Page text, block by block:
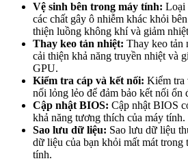
Vệ sinh bên trong máy tính: Loại
các chất gây ô nhiễm khác khỏi
thiện luồng không khí và giảm
Thay keo tản nhiệt: Thay keo tản
cải thiện khả năng truyền nhiệt và
GPU.
Kiểm tra cáp và kết nối: Kiểm tra
nối lỏng lẻo để đảm bảo kết nối ổn
Cập nhật BIOS: Cập nhật BIOS
khả năng tương thích của máy tính.
Sao lưu dữ liệu: Sao lưu dữ liệu
dữ liệu của bạn khỏi mất mát
tính.